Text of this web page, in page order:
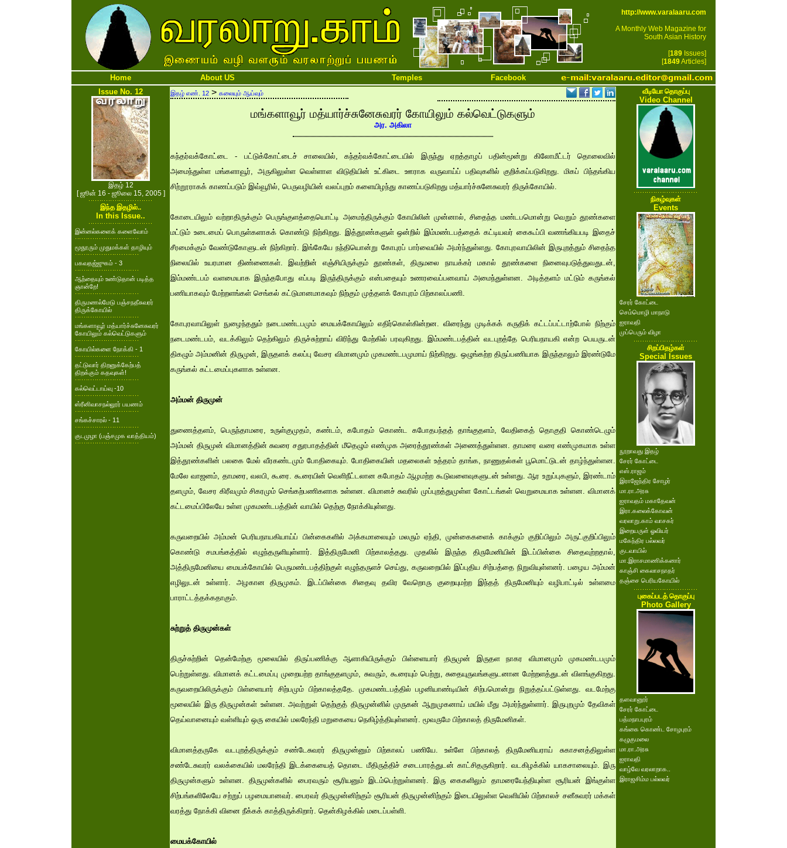
http://www.varalaaru.com
A Monthly Web Magazine for
South Asian History
[189Issues]
[1849Articles]
Home About US Temples
Facebook
Issue No. 12
இதழ் 12
[ ஜூன் 16 - ஜூலை 15, 2005 ]
இந்த இதழில்..
In this Issue..
இன்னல்களைக் களைவோம்
மூதூரும் முதுமக்கள் தாழியும்
பகவதஜ்ஜுகம் - 3
ஆந்தையும் உண்டுதான் படித்த
ஞான்றே!
திருமணல்மேடு பஞ்சநதீசுவரர்
திருக்கோயில்
மங்களாவூர் மத்யார்ச்சுனேசுவரர்
கோயிலும் கல்வெட்டுகளும்
கோயில்களை நோக்கி - 1
தட்டுவார் திறனுக்கேற்பத்
திறக்கும் கதவுகள்!
கல்வெட்டாய்வு -10
ஸ்ரீனிவாசநல்லூர் பயணம்
சங்கச்சாரல் - 11
குடமுழா (பஞ்சமுக வாத்தியம்)
இதழ் எண். 12 > கலையும் ஆய்வும்
மங்களாவூர் மத்யார்ச்சுனேசுவரர் கோயிலும் கல்வெட்டுகளும்
அர. அகிலா
கந்தர்வக்கோட்டை - பட்டுக்கோட்டைச் சாலையில், கந்தர்வக்கோட்டையில் இருந்து ஏறத்தாழப் பதின்மூன்று கிலோமீட்டர் தொலைவில்
அமைந்துள்ள மங்களாவூர், அருகிலுள்ள வெள்ளாள விடுதியின் உட்கிடை ஊராக வருவாய்ப் பதிவுகளில் குறிக்கப்படுகிறது. மிகப் பிந்தங்கிய
சிற்றூராகக் காணப்படும் இவ்வூரில், பெருவழியின் வலப்புறம் களையிழந்து காணப்படுகிறது மத்யார்ச்சுனேசுவரர் திருக்கோயில்.
கோடையிலும் வற்றாதிருக்கும் பெருங்குளத்தையொட்டி அமைந்திருக்கும் கோயிலின் முன்னால், சிதைந்த மண்டபமொன்று வெறும் தூண்களை
மட்டும் உடைமைப் பொருள்களாகக் கொண்டு நிற்கிறது. இத்தூண்களுள் ஒன்றில் இம்மண்டபத்தைக் கட்டியவர் கைகூப்பி வணங்கியபடி இதைச்
சீரமைக்கும் வேண்டுகோளுடன் நிற்கிறார். இங்கேயே நந்தியொன்று கோபுரப் பார்வையில் அமர்ந்துள்ளது. கோபுரவாயிலின் இருபுறத்தும் சிதைந்த
நிலையில் உயரமான திண்ணைகள். இவற்றின் எஞ்சியிருக்கும் தூண்கள், திருமலை நாயக்கர் மகால் தூண்களை நினைவுபடுத்துவதுடன்,
இம்மண்டபம் வளமையாக இருந்தபோது எப்படி இருந்திருக்கும் என்பதையும் உணரவைப்பனவாய் அமைந்துள்ளன. அடித்தளம் மட்டும் கருங்கல்
பணியாகவும் மேற்றளங்கள் செங்கல் கட்டுமானமாகவும் நிற்கும் முத்தளக் கோபுரம் பிற்காலப்பணி.
கோபுரவாயிலுள் நுழைந்ததும் நடைமண்டபமும் மையக்கோயிலும் எதிர்கொள்கின்றன. விரைந்து முடிக்கக் கருதிக் கட்டப்பட்டாற்போல் நிற்கும்
நடைமண்டபம், வடக்கிலும் தெற்கிலும் திருச்சுற்றாய் விரிந்து மேற்கில் பரவுகிறது. இம்மண்டபத்தின் வடபுறத்தே பெரியநாயகி என்ற பெயருடன்
திகழும் அம்மனின் திருமுன், இருதளக் கலப்பு வேசர விமானமும் முகமண்டபமுமாய் நிற்கிறது. ஒழுங்கற்ற திருப்பணியாக இருந்தாலும் இரண்டுமே
கருங்கல் கட்டமைப்புகளாக உள்ளன.
அம்மன் திருமுன்
துணைத்தளம், பெருந்தாமரை, உருள்குமுதம், கண்டம், கபோதம் கொண்ட கபோதபந்தத் தாங்குதளம், வேதிகைத் தொகுதி கொண்டெழும்
அம்மன் திருமுன் விமானத்தின் சுவரை சதுரபாதத்தின் மீதெழும் எண்முக அரைத்தூண்கள் அணைத்துள்ளன. தாமரை வரை எண்முகமாக உள்ள
இத்தூண்களின் பலகை மேல் வீரகண்டமும் போதிகையும். போதிகையின் மதலைகள் உத்தரம் தாங்க, நாணுதல்கள் பூமொட்டுடன் தாழ்ந்துள்ளன.
மேலே வாஜனம், தாமரை, வலபி, கூரை. கூரையின் வெளிநீட்டலான கபோதம் ஆழமற்ற கூடுவளைவுகளுடன் உள்ளது. ஆர உறுப்புகளும், இரண்டாம்
தளமும், வேசர கிரீவமும் சிகரமும் செங்கற்பணிகளாக உள்ளன. விமானச் சுவரில் முப்புறத்துமுள்ள கோட்டங்கள் வெறுமையாக உள்ளன. விமானக்
கட்டமைப்பிலேயே உள்ள முகமண்டபத்தின் வாயில் தெற்கு நோக்கியுள்ளது.
கருவறையில் அம்மன் பெரியநாயகியாய்ப் பின்கைகளில் அக்கமாலையும் மலரும் ஏந்தி, முன்கைகளைக் காக்கும் குறிப்பிலும் அருட்குறிப்பிலும்
கொண்டு சமபங்கத்தில் எழுந்தருளியுள்ளார். இத்திருமேனி பிற்காலத்தது. முதலில் இருந்த திருமேனியின் இடப்பின்கை சிதைவுற்றதால்,
அத்திருமேனியை மையக்கோயில் பெருமண்டபத்திற்குள் எழுந்தருளச் செய்து, கருவறையில் இப்புதிய சிற்பத்தை நிறுவியுள்ளனர். பழைய அம்மன்
எழிலுடன் உள்ளார். அழகான திருமுகம். இடப்பின்கை சிதைவு தவிர வேறொரு குறையுமற்ற இந்தத் திருமேனியும் வழிபாட்டில் உள்ளமை
பாராட்டத்தக்கதாகும்.
சுற்றுத் திருமுன்கள்
திருச்சுற்றின் தென்மேற்கு மூலையில் திருப்பணிக்கு ஆளாகியிருக்கும் பிள்ளையார் திருமுன் இருதள நாகர விமானமும் முகமண்டபமும்
பெற்றுள்ளது. விமானக் கட்டமைப்பு முறையற்ற தாங்குதளமும், சுவரும், கூரையும் பெற்று, சுதையுருவங்களுடனான மேற்றளத்துடன் விளங்குகிறது.
கருவறையிலிருக்கும் பிள்ளையார் சிற்பமும் பிற்காலத்ததே. முகமண்டபத்தில் பழனியாண்டியின் சிற்பமொன்று நிறுத்தப்பட்டுள்ளது. வடமேற்கு
மூலையில் இரு திருமுன்கள் உள்ளன. அவற்றுள் தெற்குத் திருமுன்னில் முருகன் ஆறுமுகனாய் மயில் மீது அமர்ந்துள்ளார். இருபுறமும் தேவிகள்
தெய்வானையும் வள்ளியும் ஒரு கையில் மலரேந்தி மறுகையை நெகிழ்த்தியுள்ளனர். மூவருமே பிற்காலத் திருமேனிகள்.
விமானத்தருகே வடபுறத்திருக்கும் சண்டேசுவரர் திருமுன்னும் பிற்காலப் பணியே. உள்ளே பிற்காலத் திருமேனியராய் சுகாசனத்திலுள்ள
சண்டேசுவரர் வலக்கையில் மலரேந்தி இடக்கையைத் தொடை மீதிருத்திச் சடைபாரத்துடன் காட்சிதருகிறார். வடகிழக்கில் யாகசாலையும். இரு
திருமுன்களும் உள்ளன. திருமுன்களில் பைரவரும் சூரியனும் இடம்பெற்றுள்ளனர். இரு கைகளிலும் தாமரையேந்தியுள்ள சூரியன் இங்குள்ள
சிற்பங்களிலேயே சற்றுப் பழமையானவர். பைரவர் திருமுன்னிற்கும் சூரியன் திருமுன்னிற்கும் இடையிலுள்ள வெளியில் பிற்காலச் சனீசுவரர் மக்கள்
வரத்து நோக்கி வினை நீக்கக் காத்திருக்கிறார். தென்கிழக்கில் மடைப்பள்ளி.
மையக்கோயில்
வீடியோ தொகுப்பு
Video Channel
நிகழ்வுகள்
Events
சேரர் கோட்டை
செம்மொழி மாநாடு
ஐராவதி
முப்பெரும் விழா
சிறப்பிதழ்கள்
Special Issues
நூறாவது இதழ்
சேரர் கோட்டை
எஸ்.ராஜம்
இராஜேந்திர சோழர்
மா.ரா.அரசு
ஐராவதம் மகாதேவன்
இரா.கலைக்கோவன்
வரலாறு.காம் வாசகர்
இறையருள் ஓவியர்
மகேந்திர பல்லவர்
குடவாயில்
மா.இராசமாணிக்கனார்
காஞ்சி கைலாசநாதர்
தஞ்சை பெரியகோயில்
புகைப்படத் தொகுப்பு
Photo Gallery
தளவானூர்
சேரர் கோட்டை
பத்மநாபபுரம்
கங்கை கொண்ட சோழபுரம்
கழுகுமலை
மா.ரா.அரசு
ஐராவதி
வாழ்வே வரலாறாக..
இராஜசிம்ம பல்லவர்